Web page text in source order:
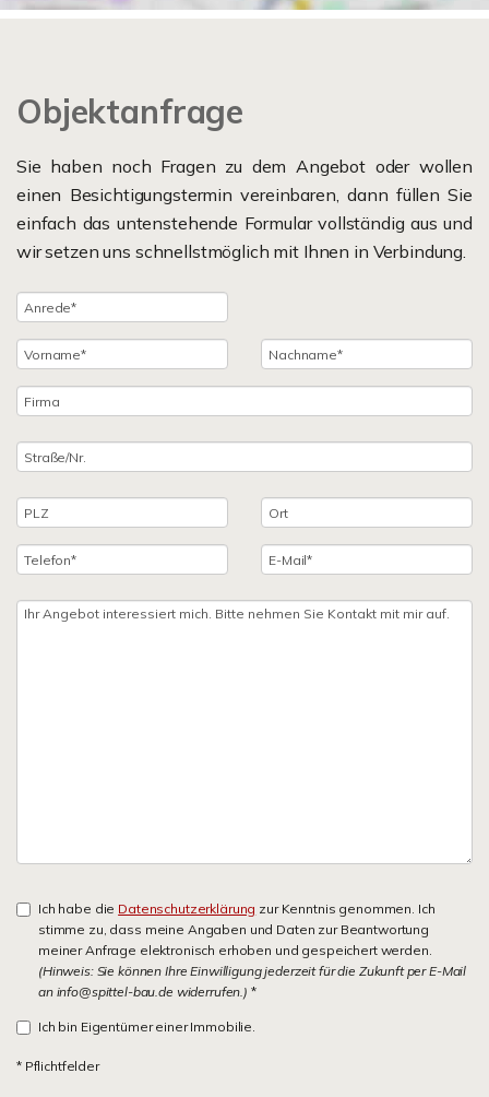
Objektanfrage
Sie haben noch Fragen zu dem Angebot oder wollen
einen Besichtigungstermin vereinbaren, dann füllen Sie
einfach das untenstehende Formular vollständig aus und
wir setzen uns schnellstmöglich mit Ihnen in Verbindung.
Ich habe die Datenschutzerklärung zur Kenntnis genommen. Ich
stimme zu, dass meine Angaben und Daten zur Beantwortung
meiner Anfrage elektronisch erhoben und gespeichert werden.
(Hinweis: Sie können Ihre Einwilligung jederzeit für die Zukunft per E-Mail
an info@spittel-bau.de widerrufen.) *
Ich bin Eigentümer einer Immobilie.
* Pflichtfelder